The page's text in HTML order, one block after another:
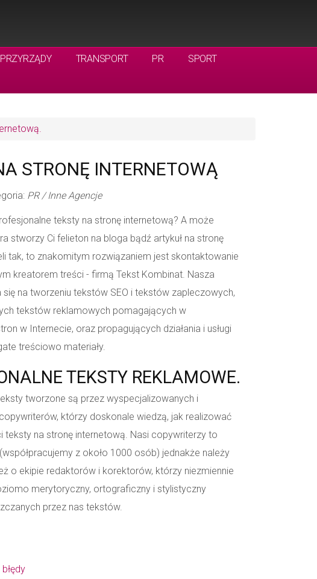
PRZYRZĄDY TRANSPORT PR
SPORT
STRONĘ INTERNETOWĄ
PR / Inne Agencje
teksty na stronę internetową? A może
stworzy Ci felieton na bloga bądź artykuł na stronę
tak, to znakomitym rozwiązaniem jest skontaktowanie
kreatorem treści - firmą Tekst Kombinat. Nasza
się na tworzeniu tekstów SEO i tekstów zapleczowych,
tekstów reklamowych pomagających w
w Internecie, oraz propagujących działania i usługi
treściowo materiały.
TEKSTY REKLAMOWE.
tworzone są przez wyspecjalizowanych i
którzy doskonale wiedzą, jak realizować
teksty na stronę internetową. Nasi copywriterzy to
z około 1000 osób) jednakże należy
o ekipie redaktorów i korektorów, którzy niezmiennie
merytoryczny, ortograficzny i stylistyczny
przez nas tekstów.